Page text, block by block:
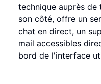
technique auprès de
son côté, offre un
chat en direct, un
mail accessibles
bord de l'interface